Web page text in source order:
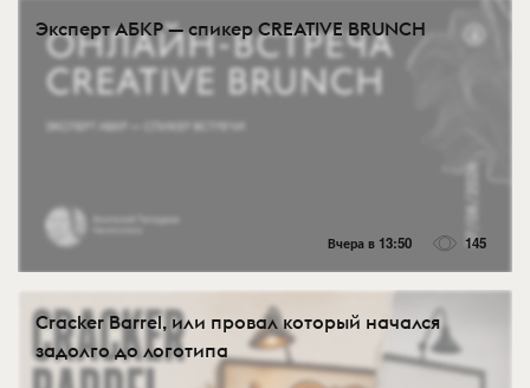
Эксперт АБКР — спикер CREATIVE BRUNCH
Вчера в 13:50 145
Cracker Barrel, или провал который начался
задолго до логотипа